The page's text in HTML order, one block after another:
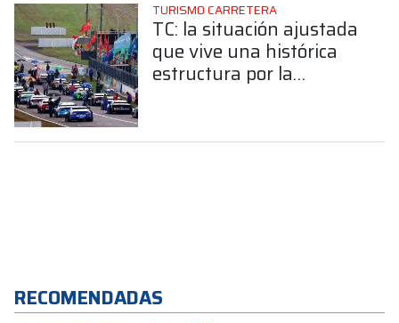
TURISMO CARRETERA
TC: la situación ajustada
que vive una histórica
estructura por la
RECOMENDADAS